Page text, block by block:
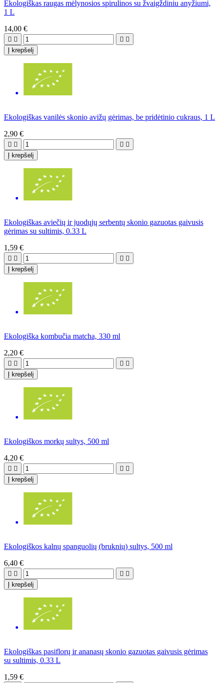
Ekologiškas raugas mėlynosios spirulinos su žvaigždiniu anyžiumi,
1 L
14,00 €
   
Į krepšelį
Ekologiškas vanilės skonio avižų gėrimas, be pridėtinio cukraus, 1 L
2,90 €
   
Į krepšelį
Ekologiškas aviečių ir juodųjų serbentų skonio gazuotas gaivusis
gėrimas su sultimis, 0.33 L
1,59 €
   
Į krepšelį
Ekologiška kombučia matcha, 330 ml
2,20 €
   
Į krepšelį
Ekologiškos morkų sultys, 500 ml
4,20 €
   
Į krepšelį
Ekologiškos kalnų spanguolių (bruknių) sultys, 500 ml
6,40 €
   
Į krepšelį
Ekologiškas pasiflorų ir ananasų skonio gazuotas gaivusis gėrimas
su sultimis, 0.33 L
1,59 €